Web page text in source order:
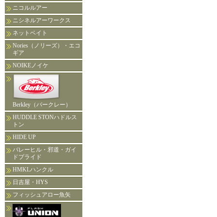
ニコルルアー
ニシネルアーワークス
ネットベイト
Nories（ノリーズ）・エコ
ギア
NOIKEノイケ
Berkley（バークレー）
HUDDLE STONハドルス
トン
HIDE UP
バレーヒル・邪道・ガイ
ドプライド
HMKLハンクル
日吉屋・HYS
フィッシュアロー魚矢